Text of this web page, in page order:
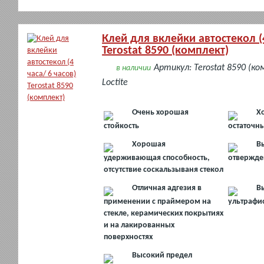
Клей для вклейки автостекол
Terostat 8590 (комплект)
в наличии Артикул: Terostat 8590
Loctite
Очень хорошая
стойкость
Хорошая
удерживающая способность,
отсутствие соскальзываня стекол
Отличная адгезия в
применении с праймером на
стекле, керамических покрытиях
и на лакированных
поверхностях
Высокий предел